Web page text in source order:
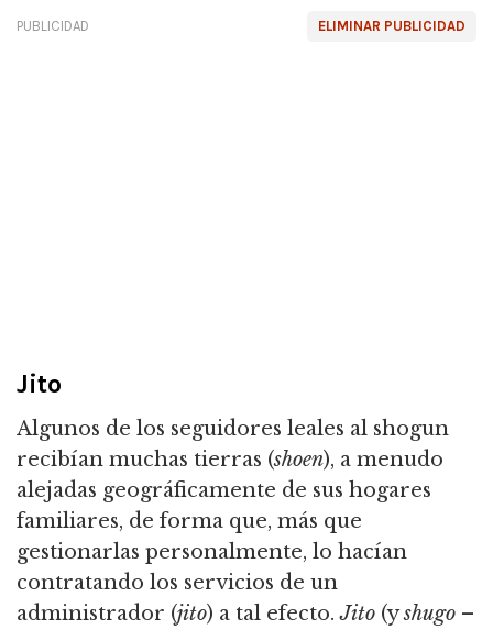
ELIMINAR PUBLICIDAD
PUBLICIDAD
Jito
Algunos de los seguidores leales al shogun
recibían muchas tierras (shoen), a menudo
alejadas geográficamente de sus hogares
familiares, de forma que, más que
gestionarlas personalmente, lo hacían
contratando los servicios de un
administrador (jito) a tal efecto.Jito (yshugo –